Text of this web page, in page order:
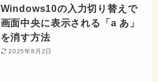
Windows10の入力切り替えで
画面中央に表示される「a あ」
を消す方法
2025年8月2日